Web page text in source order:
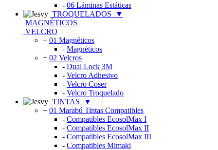
- 06 Láminas Estáticas
TROQUELADOS
▼
MAGNÉTICOS
VELCRO
+ 01 Magnéticos
- Magnéticos
+ 02 Velcros
- Dual Lock 3M
- Velcro Adhesivo
- Velcro Coser
- Velcro Troquelado
TINTAS
▼
+ 01 Marabú Tintas Compatibles
- Compatibles EcosolMax I
- Compatibles EcosolMax II
- Compatibles EcosolMax III
- Compatibles Mimaki